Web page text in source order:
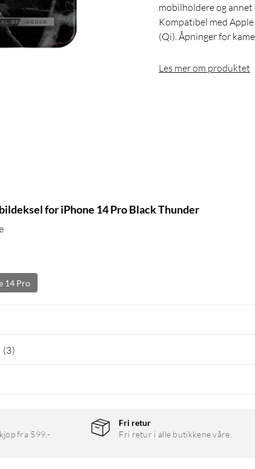
mobilholdere og
Kompatibel med
(Qi). Åpninger for
Les mer om produktet
for iPhone 14 Pro Black Thunder
14 Pro
(3)
fra 599,-
Fri retur
Fri retur i alle butikkene våre.